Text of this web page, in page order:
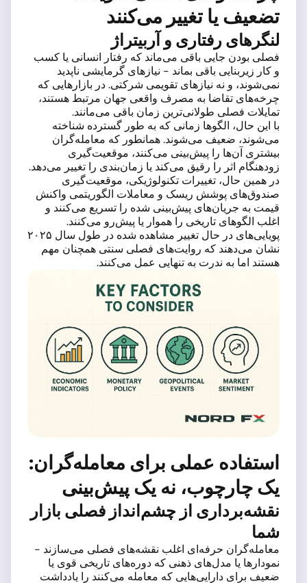
تضعیف یا تغییر می‌کنند
لنگرهای رفتاری و آربیتراژ
فصلی بودن جایی باقی می‌ماند که رفتار انسانی یا کسب
و کار زیربنایی باقی بماند - نیازهای گرمایشی ناپدید
نمی‌شوند، و نه نیازهای تقویمی شرکتی. در بازارهایی که
چرخه‌های تقاضا به مصرف واقعی جهان مرتبط هستند،
تمایلات فصلی طولانی‌ترین زمان باقی می‌مانند.
با این حال، الگوها زمانی که به طور گسترده شناخته
می‌شوند، ضعیف می‌شوند. همانطور که معامله‌گران
بیشتری آن‌ها را پیش‌بینی می‌کنند، موقعیت‌گیری
زودهنگام اثر را رقیق می‌کند یا زمان‌بندی را تغییر می‌دهد.
در همین حال، تغییرات تکنولوژیکی، موقعیت‌گیری
صندوق‌های پوشش ریسک و معاملات الگوریتمی واکنش
قیمت به جریان‌های پیش‌بینی شده را تسریع می‌کنند و
اغلب الگوهای تاریخی را هموار یا پیش‌رو می‌کنند.
پویایی‌های در حال تغییر مشاهده شده در طول سال ۲۰۲۵
نشان می‌دهند که روایت‌های فصلی سنتی همچنان مهم
هستند اما به ندرت به تنهایی عمل می‌کنند.
استفاده عملی برای معامله‌گران:
یک چارچوب، نه یک پیش‌بینی
نقشه‌برداری از چشم‌انداز فصلی بازار
شما
معامله‌گران حرفه‌ای اغلب نقشه‌های فصلی می‌سازند -
نمودارها یا مدل‌های ذهنی که دوره‌های تاریخی قوی یا
ضعیف برای دارایی‌هایی که معامله می‌کنند را یادداشت